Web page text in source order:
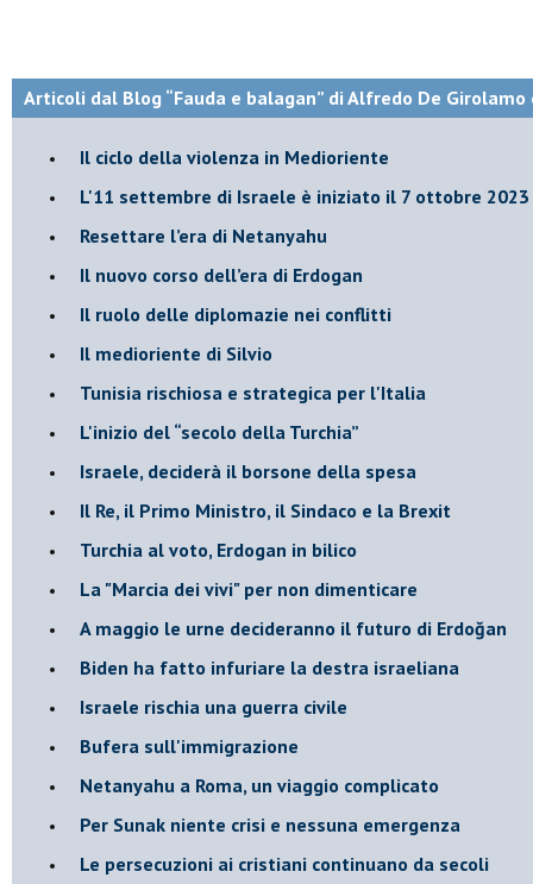
Articoli dal Blog “Fauda e balagan” di Alfredo De Girolamo
Il ciclo della violenza in Medioriente
L'11 settembre di Israele è iniziato il 7 ottobre 2023
Resettare l’era di Netanyahu
​Il nuovo corso dell’era di Erdogan
Il ruolo delle diplomazie nei conflitti
Il medioriente di Silvio
Tunisia rischiosa e strategica per l'Italia
L'inizio del “secolo della Turchia”
Israele, deciderà il borsone della spesa
Il Re, il Primo Ministro, il Sindaco e la Brexit
Turchia al voto, Erdogan in bilico
La "Marcia dei vivi" per non dimenticare
A maggio le urne decideranno il futuro di Erdoğan
Biden ha fatto infuriare la destra israeliana
Israele rischia una guerra civile
Bufera sull'immigrazione
Netanyahu a Roma, un viaggio complicato
Per Sunak niente crisi e nessuna emergenza
Le persecuzioni ai cristiani continuano da secoli